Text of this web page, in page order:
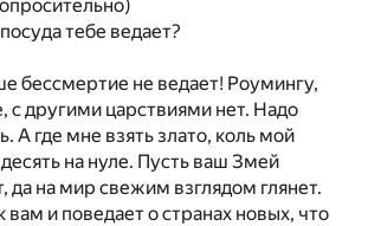
тебе ведает?
бессмертие не ведает! Роумингу,
с другими царствиями нет. Надо
А где мне взять злато, коль мой
на нуле. Пусть ваш Змей
да на мир свежим взглядом глянет.
вам и поведает о странах новых, что